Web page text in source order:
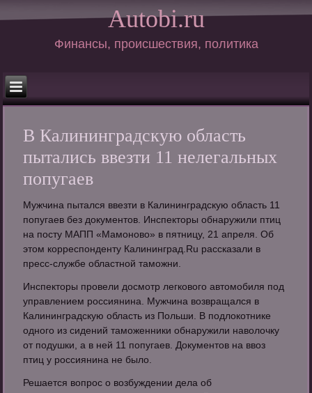
Autobi.ru
Финансы, происшествия, политика
В Калининградскую область
пытались ввезти 11 нелегальных
попугаев
Мужчина пытался ввезти в Калининградскую область 11
попугаев без документов. Инспекторы обнаружили птиц
на посту МАПП «Мамоново» в пятницу, 21 апреля. Об
этом корреспонденту Калининград.Ru рассказали в
пресс-службе областной таможни.
Инспекторы провели досмотр легкового автомобиля под
управлением россиянина. Мужчина возвращался в
Калининградскую область из Польши. В подлокотнике
одного из сидений таможенники обнаружили наволочку
от подушки, а в ней 11 попугаев. Документов на ввоз
птиц у россиянина не было.
Решается вопрос о возбуждении дела об